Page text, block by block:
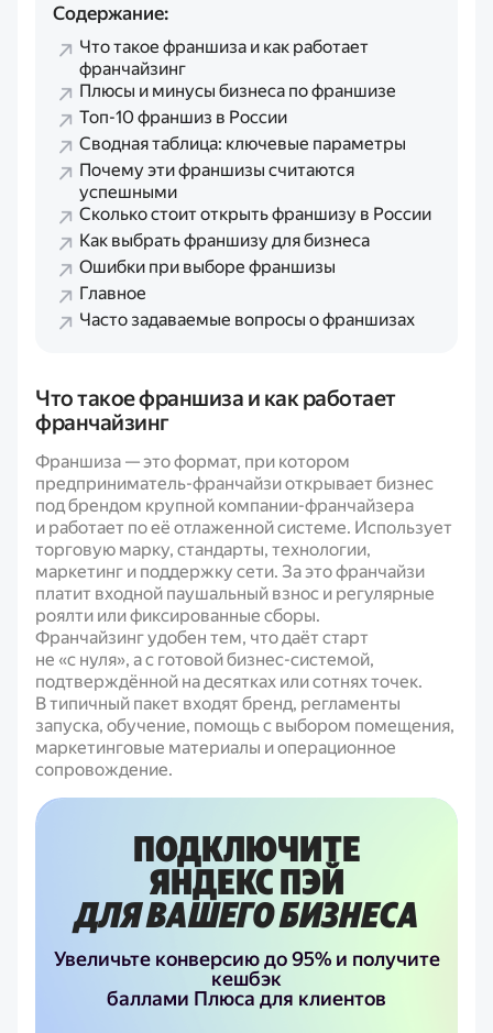
Содержание:
Что такое франшиза и как работает
франчайзинг
Плюсы и минусы бизнеса по франшизе
Топ-10 франшиз в России
Сводная таблица: ключевые параметры
Почему эти франшизы считаются
успешными
Сколько стоит открыть франшизу в России
Как выбрать франшизу для бизнеса
Ошибки при выборе франшизы
Главное
Часто задаваемые вопросы о франшизах
Что такое франшиза и как работает
франчайзинг
Франшиза — это формат, при котором
предприниматель-франчайзи открывает бизнес
под брендом крупной компании-франчайзера
и работает по её отлаженной системе. Использует
торговую марку, стандарты, технологии,
маркетинг и поддержку сети. За это франчайзи
платит входной паушальный взнос и регулярные
роялти или фиксированные сборы.
Франчайзинг удобен тем, что даёт старт
не «с нуля», а с готовой бизнес-системой,
подтверждённой на десятках или сотнях точек.
В типичный пакет входят бренд, регламенты
запуска, обучение, помощь с выбором помещения,
маркетинговые материалы и операционное
сопровождение.
ПОДКЛЮЧИТЕ
ЯНДЕКС ПЭЙ
ДЛЯ ВАШЕГО БИЗНЕСА
Увеличьте конверсию до 95% и получите
кешбэк
баллами Плюса для клиентов